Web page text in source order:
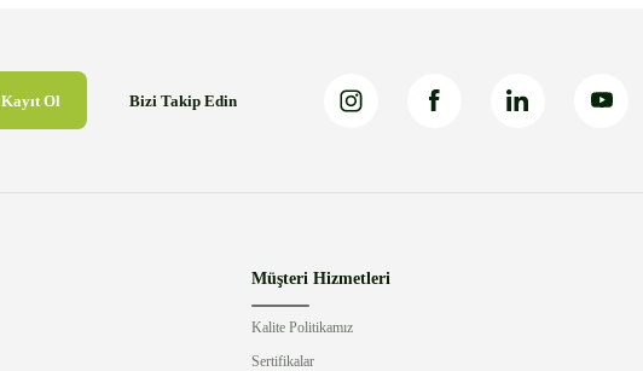
Kayıt Ol Bizi Takip Edin
Müşteri Hizmetleri
Kalite Politikamız
Sertifikalar